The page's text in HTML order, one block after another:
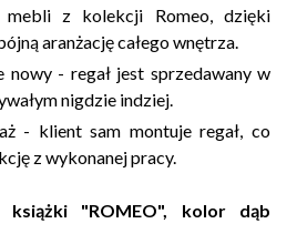
mebli z kolekcji Romeo, dzięki
aranżację całego wnętrza.
nowy - regał jest sprzedawany w
nigdzie indziej.
- klient sam montuje regał, co
z wykonanej pracy.
książki "ROMEO", kolor dąb